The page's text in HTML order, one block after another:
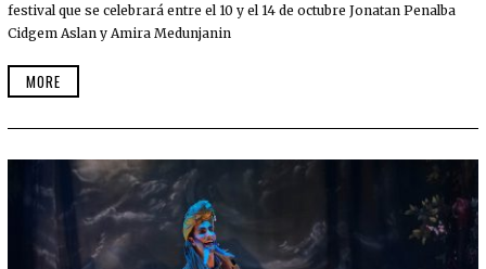
festival que se celebrará entre el 10 y el 14 de octubre Jonatan Penalba
Cidgem Aslan y Amira Medunjanin
MORE